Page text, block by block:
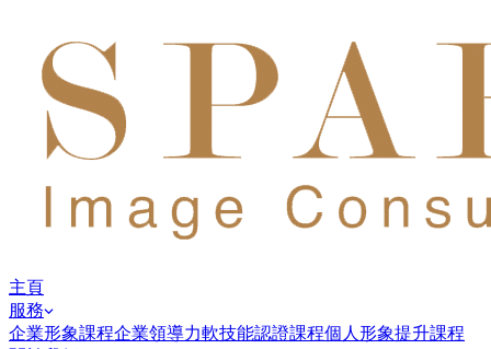
主頁
服務
企業形象課程企業領導力軟技能認證課程個人形象提升課程